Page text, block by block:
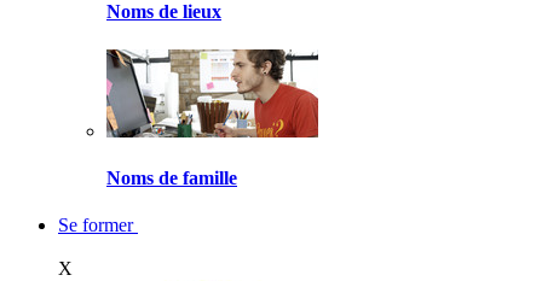
Noms de lieux
Noms de famille
Se former
X